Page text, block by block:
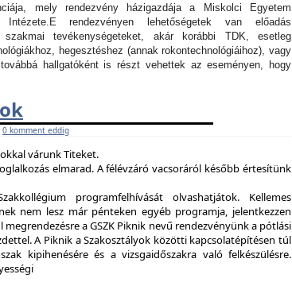
mely rendezvény házigazdája a Miskolci Egyetem
Intézete.E rendezvényen lehetőségetek van előadás
tevékenységeteket, akár korábbi TDK, esetleg
hegesztéshez (annak rokontechnológiáihoz), vagy
hallgatóként is részt vehettek az eseményen, hogy
0 komment eddig
várunk Titeket.
elmarad. A félévzáró vacsoráról később értesítünk
programfelhívását olvashatjátok. Kellemes
nem lesz már pénteken egyéb programja, jelentkezzen
a GSZK Piknik nevű rendezvényünk a pótlási
A Piknik a Szakosztályok közötti kapcsolatépítésen túl
kipihenésére és a vizsgaidőszakra való felkészülésre.